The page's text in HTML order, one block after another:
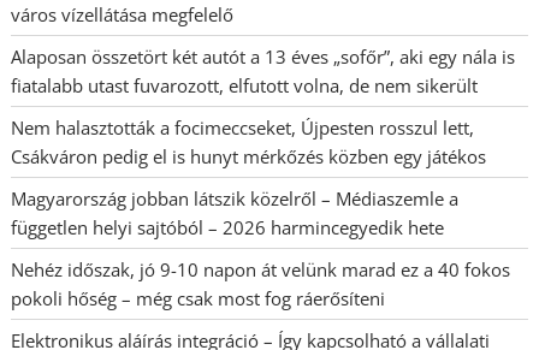
város vízellátása megfelelő
Alaposan összetört két autót a 13 éves „sofőr”, aki egy nála is
fiatalabb utast fuvarozott, elfutott volna, de nem sikerült
Nem halasztották a focimeccseket, Újpesten rosszul lett,
Csákváron pedig el is hunyt mérkőzés közben egy játékos
Magyarország jobban látszik közelről – Médiaszemle a
független helyi sajtóból – 2026 harmincegyedik hete
Nehéz időszak, jó 9-10 napon át velünk marad ez a 40 fokos
pokoli hőség – még csak most fog ráerősíteni
Elektronikus aláírás integráció – Így kapcsolható a vállalati